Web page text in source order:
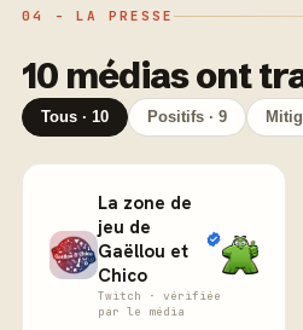
04 - LA PRESSE
10 médias ont
Tous · 10 Positifs · 9
La zone de
jeu de
Gaëllou et
Chico
Twitch · vérifiée
par le média